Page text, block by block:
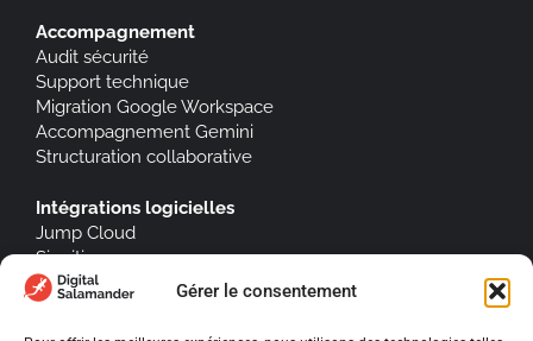
Gérer le consentement
Accompagnement
Audit sécurité
Support technique
Migration Google Workspace
Accompagnement Gemini
Structuration collaborative
Intégrations logicielles
Jump Cloud
Signitic